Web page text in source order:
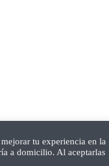
tu experiencia en la
a domicilio. Al aceptarlas